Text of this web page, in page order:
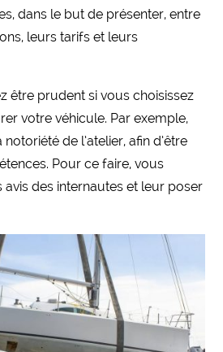
dans le but de présenter, entre
leurs tarifs et leurs
être prudent si vous choisissez
votre véhicule. Par exemple,
de l’atelier, afin d’être
Pour ce faire, vous
des internautes et leur poser